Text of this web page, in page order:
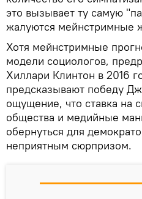
это вызывает ту самую
жалуются мейнстримные
Хотя мейнстримные
модели социологов,
Хиллари Клинтон в 2016
предсказывают победу
ощущение, что ставка на
общества и медийные
обернуться для
неприятным сюрпризом.